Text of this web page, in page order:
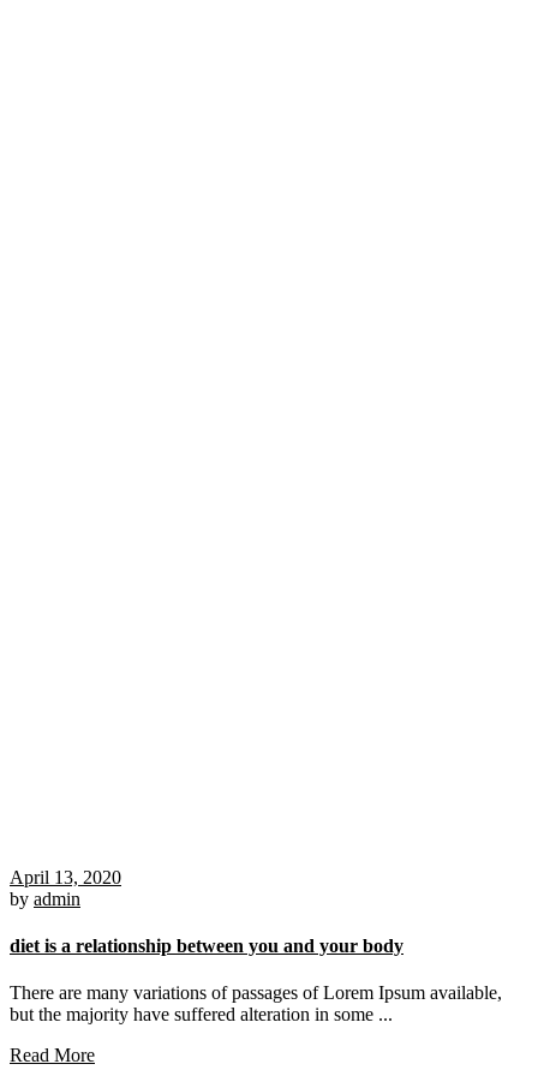
April 13, 2020
by admin
diet is a relationship between you and your body
There are many variations of passages of Lorem Ipsum available,
but the majority have suffered alteration in some ...
Read More